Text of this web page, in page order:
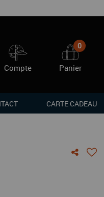
Compte
0
Panier
CARTE CADEAU